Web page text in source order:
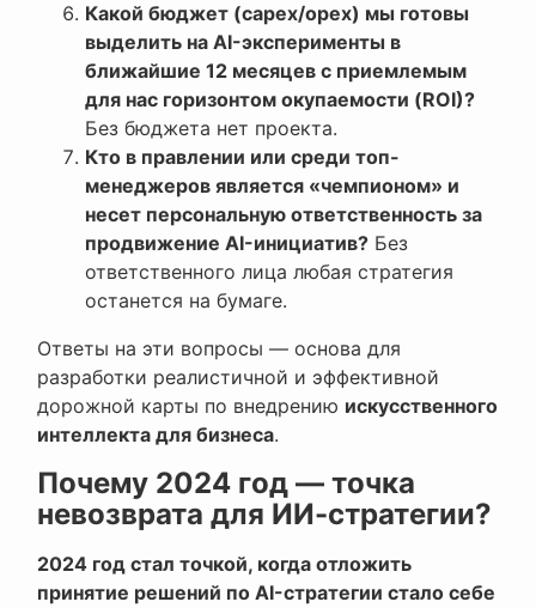
Какой бюджет (capex/opex) мы готовы
выделить на AI-эксперименты в
ближайшие 12 месяцев с приемлемым
для нас горизонтом окупаемости (ROI)?
Без бюджета нет проекта.
Кто в правлении или среди топ-
менеджеров является «чемпионом» и
несет персональную ответственность за
продвижение AI-инициатив? Без
ответственного лица любая стратегия
останется на бумаге.
Ответы на эти вопросы — основа для
разработки реалистичной и эффективной
дорожной карты по внедрению искусственного
интеллекта для бизнеса.
Почему 2024 год — точка
невозврата для ИИ-стратегии?
2024 год стал точкой, когда отложить
принятие решений по AI-стратегии стало себе